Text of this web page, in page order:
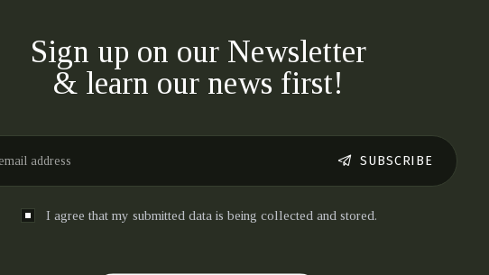
Sign up on our Newsletter
& learn our news first!
SUBSCRIBE
I agree that my submitted data is being collected and stored.